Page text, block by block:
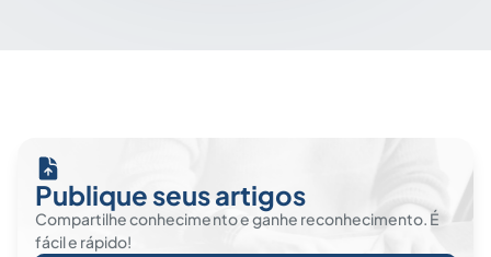
Publique seus artigos
Compartilhe conhecimento e ganhe reconhecimento. É
fácil e rápido!